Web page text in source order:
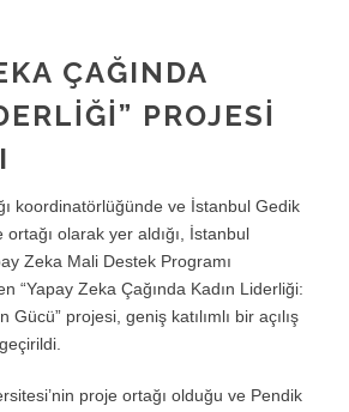
ÇAĞINDA
PROJESI
koordinatörlüğünde ve İstanbul Gedik
ortağı olarak yer aldığı, İstanbul
Zeka Mali Destek Programı
“Yapay Zeka Çağında Kadın Liderliği:
Gücü” projesi, geniş katılımlı bir açılış
proje ortağı olduğu ve Pendik